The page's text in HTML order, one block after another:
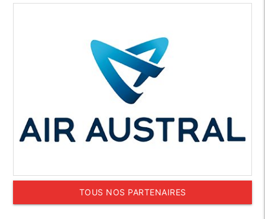
TOUS NOS PARTENAIRES